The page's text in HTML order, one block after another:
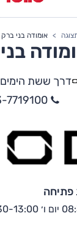
אומודה בני ברק
דרך ששת הימים 22, בני ברק
7719100
פתיחה